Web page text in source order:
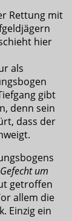
Rettung mit
hier
als
gibt
denn sein
dass der
um
getroffen
allem die
Einzig ein